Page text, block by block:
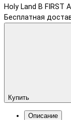
Holy Land B FIRST
Бесплатная
Купить
Описание